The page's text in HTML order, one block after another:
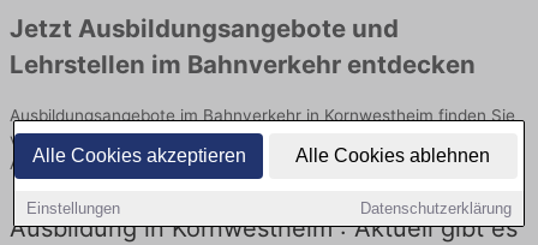
Alle Cookies akzeptieren Alle Cookies ablehnen
Einstellungen Datenschutzerklärung
Jetzt Ausbildungsangebote und
Lehrstellen im Bahnverkehr entdecken
Ausbildungsangebote im Bahnverkehr in Kornwestheim finden Sie
von namhaften Firmen. Entdecken Sie freie Optionen von Top-
Arbeitgebern und bewerben Sie sich noch heute.
Ausbildung in Kornwestheim : Aktuell gibt es